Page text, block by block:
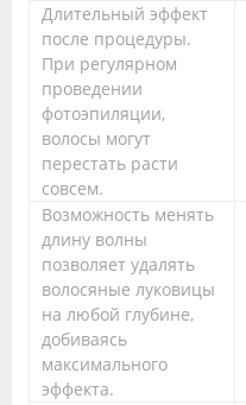
Длительный эффект
после процедуры.
При регулярном
проведении
фотоэпиляции,
волосы могут
перестать расти
совсем.
Возможность менять
длину волны
позволяет удалять
волосяные луковицы
на любой глубине,
добиваясь
максимального
эффекта.